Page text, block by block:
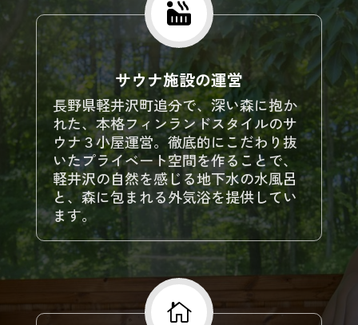

サウナ施設の運営
長野県軽井沢町追分で、深い森に抱か
れた、本格フィンランドスタイルのサ
ウナ３小屋運営。徹底的にこだわり抜
いたプライベート空間を作ることで、
軽井沢の自然を感じる地下水の水風呂
と、森に包まれる外気浴を提供してい
ます。
